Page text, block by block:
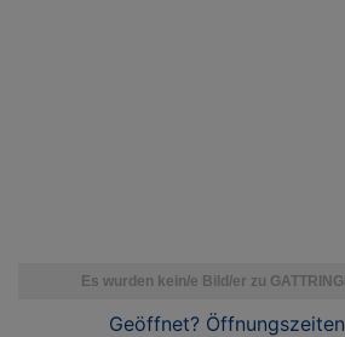
Geöffnet? Öffnungszeiten